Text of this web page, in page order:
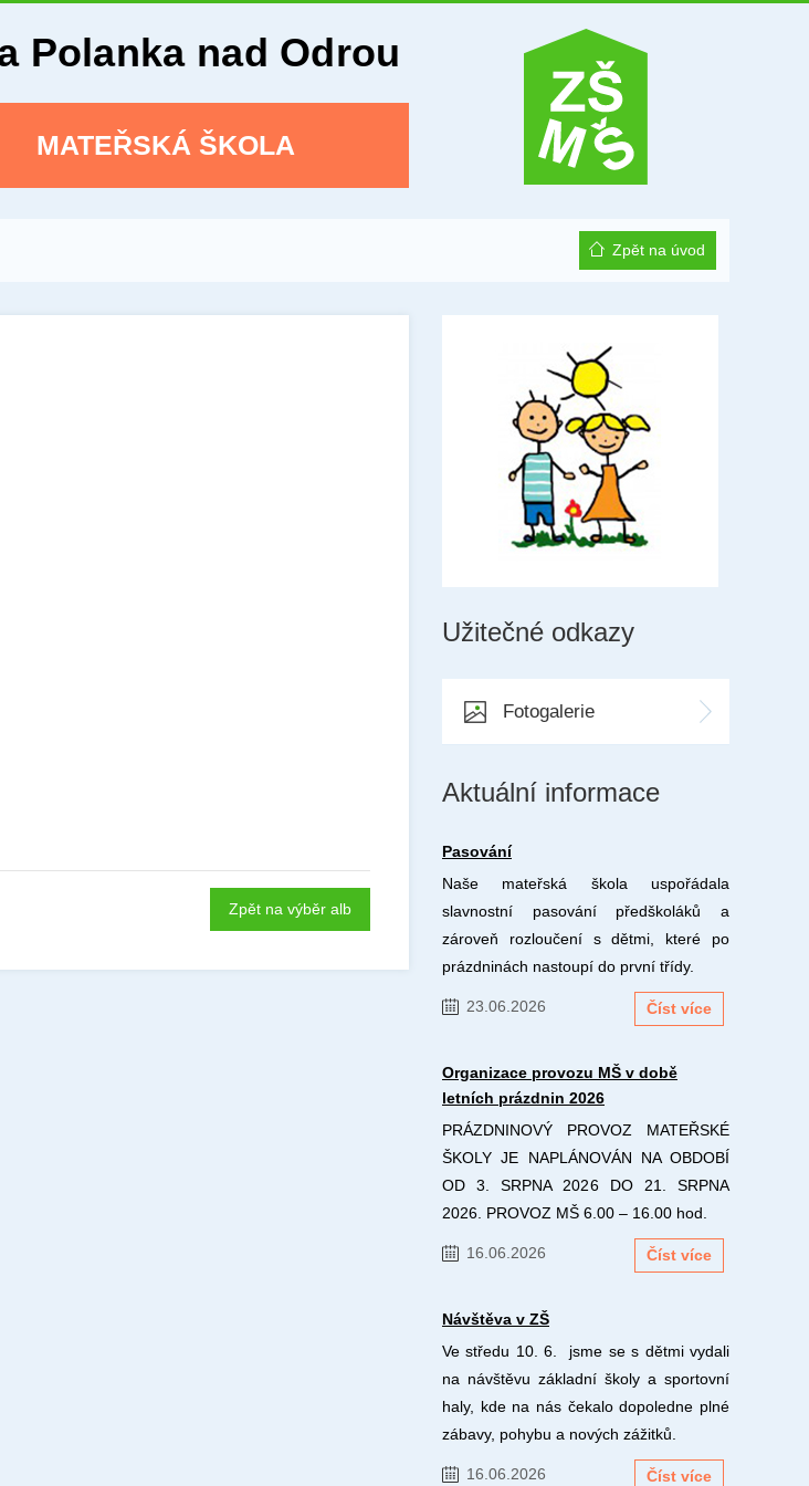
Polanka nad Odrou
MATEŘSKÁ ŠKOLA
Zpět na úvod
Zpět na výběr alb
Užitečné odkazy
Fotogalerie
Aktuální informace
Pasování
Naše mateřská škola uspořádala
slavnostní pasování předškoláků a
zároveň rozloučení s dětmi, které po
prázdninách nastoupí do první třídy.
23.06.2026 Číst více
Organizace provozu MŠ v době
letních prázdnin 2026
PRÁZDNINOVÝ PROVOZ MATEŘSKÉ
ŠKOLY JE NAPLÁNOVÁN NA OBDOBÍ
OD 3. SRPNA 2026 DO 21. SRPNA
2026. PROVOZ MŠ 6.00 – 16.00 hod.
16.06.2026 Číst více
Návštěva v ZŠ
Ve středu 10. 6. jsme se s dětmi vydali
na návštěvu základní školy a sportovní
haly, kde na nás čekalo dopoledne plné
zábavy, pohybu a nových zážitků.
16.06.2026 Číst více